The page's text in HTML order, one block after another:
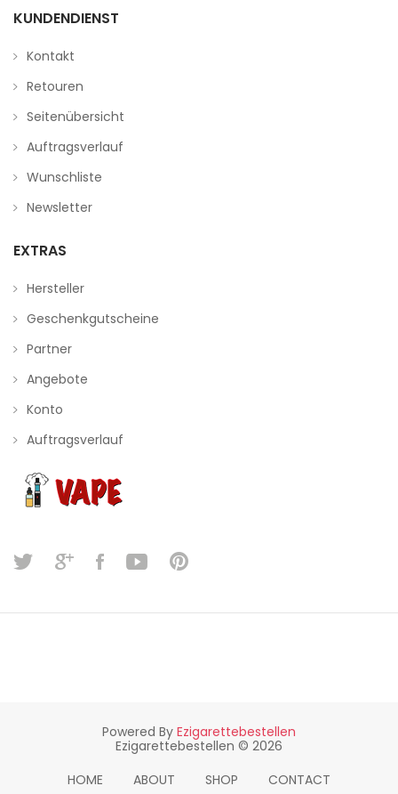
KUNDENDIENST
Kontakt
Retouren
Seitenübersicht
Auftragsverlauf
Wunschliste
Newsletter
EXTRAS
Hersteller
Geschenkgutscheine
Partner
Angebote
Konto
Auftragsverlauf
Powered By Ezigarettebestellen
Ezigarettebestellen © 2026
HOME
ABOUT SHOP CONTACT